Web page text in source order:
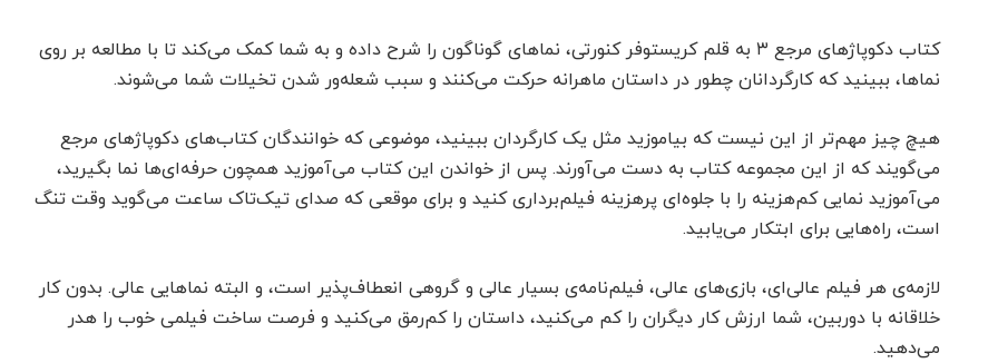
کتاب دکوپاژهای مرجع ۳ به قلم کریستوفر کنورتی، نماهای گوناگون را شرح داده و به شما کمک می‌کند تا با مطالعه بر روی
نماها، ببینید که کارگردانان چطور در داستان ماهرانه حرکت می‌کنند و سبب شعله‌ور شدن تخیلات شما می‌شوند.
هیچ چیز مهم‌تر از این نیست که بیاموزید مثل یک کارگردان ببینید، موضوعی که خوانندگان کتاب‌های دکوپاژهای مرجع
می‌گویند که از این مجموعه کتاب به دست می‌آورند. پس از خواندن این کتاب می‌آموزید همچون حرفه‌ای‌ها نما بگیرید،
می‌آموزید نمایی کم‌هزینه را با جلوه‌ای پرهزینه فیلم‌برداری کنید و برای موقعی که صدای تیک‌تاک ساعت می‌گوید وقت تنگ
است، راه‌هایی برای ابتکار می‌یابید.
لازمه‌ی هر فیلم عالی‌ای، بازی‌های عالی، فیلم‌نامه‌ی بسیار عالی و گروهی انعطاف‌پذیر است، و البته نماهایی عالی. بدون کار
خلاقانه با دوربین، شما ارزش کار دیگران را کم می‌کنید، داستان را کم‌رمق می‌کنید و فرصت ساخت فیلمی خوب را هدر
می‌دهید.
دوره گویندگی و فن بیان
اکنون ثبت نام کنید
دوره بازیگری سینما
اکنون ثبت نام کنید
دوره بازیگری تئاتر
اکنون ثبت نام کنید